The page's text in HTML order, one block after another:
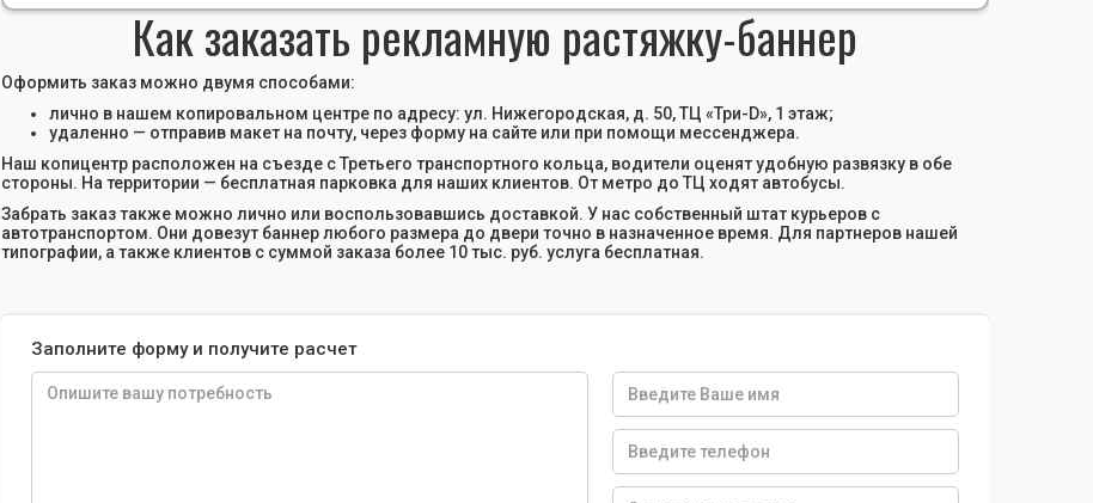
Как заказать рекламную растяжку-баннер
Оформить заказ можно двумя способами:
лично в нашем копировальном центре по адресу: ул. Нижегородская, д. 50, ТЦ «Три-D», 1 этаж;
удаленно — отправив макет на почту, через форму на сайте или при помощи мессенджера.
Наш копицентр расположен на съезде с Третьего транспортного кольца, водители оценят удобную развязку в обе
стороны. На территории — бесплатная парковка для наших клиентов. От метро до ТЦ ходят автобусы.
Забрать заказ также можно лично или воспользовавшись доставкой. У нас собственный штат курьеров с
автотранспортом. Они довезут баннер любого размера до двери точно в назначенное время. Для партнеров нашей
типографии, а также клиентов с суммой заказа более 10 тыс. руб. услуга бесплатная.
Заполните форму и получите расчет